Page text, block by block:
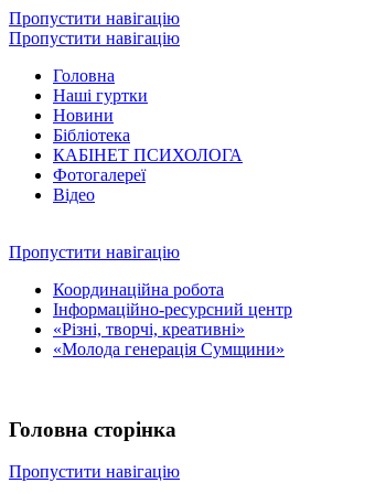
Пропустити навігацію
Пропустити навігацію
Головна
Наші гуртки
Новини
Бібліотека
КАБІНЕТ ПСИХОЛОГА
Фотогалереї
Відео
Пропустити навігацію
Координаційна робота
Інформаційно-ресурсний центр
«Різні, творчі, креативні»
«Молода генерація Сумщини»
Головна сторінка
Пропустити навігацію